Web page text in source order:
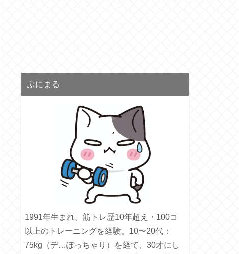
ぷにまる
1991年生まれ。筋トレ歴10年超え・100コ
以上のトレーニングを経験。10〜20代：
75kg（デ…ぽっちゃり）を経て、30才にし